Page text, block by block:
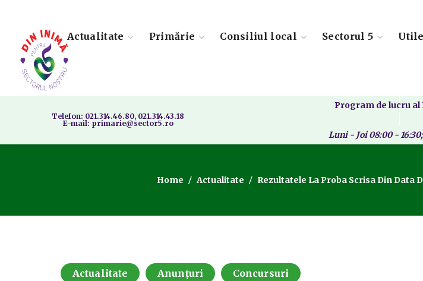
Actualitate Primărie Consiliul local Sectorul 5 Utile
Telefon: 021.314.46.80, 021.314.43.18
E-mail: primarie@sector5.ro
Program de lucru al
Luni - Joi 08:00 -
Home Actualitate Rezultatele La Proba Scrisa Din Data
Actualitate Anunțuri Concursuri